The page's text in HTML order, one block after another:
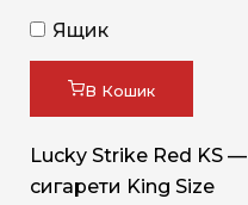
Ящик
В Кошик
Lucky Strike Red KS —
сигарети King Size